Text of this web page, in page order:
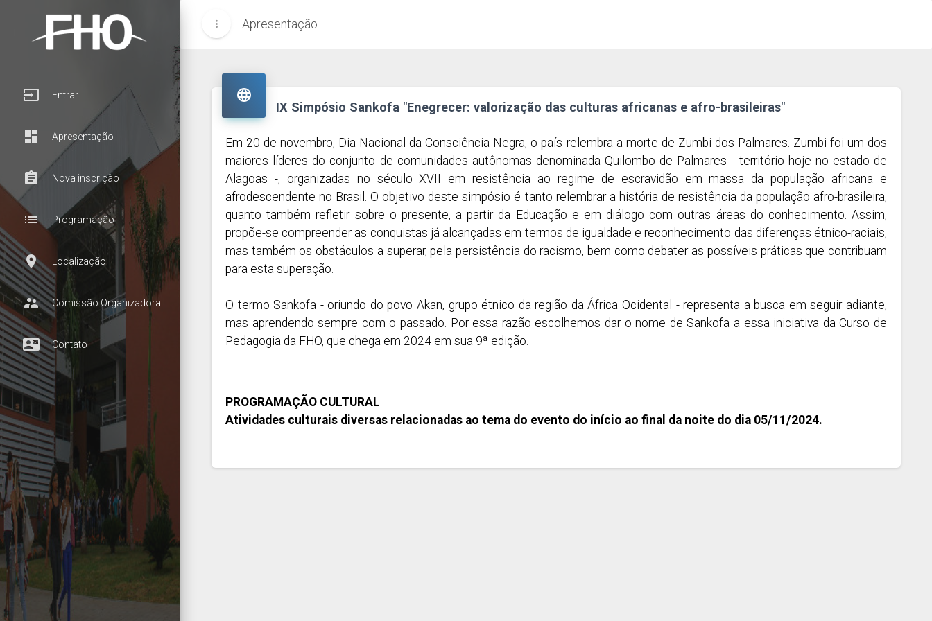
input Entrar
dashboard Apresentação
assignment Nova inscrição
list Programação
room Localização
supervisor_account Comissão Organizadora
contact_mail Contato
more_vert Apresentação

IX Simpósio Sankofa "Enegrecer: valorização das culturas africanas e afro-brasileiras"
Em 20 de novembro, Dia Nacional da Consciência Negra, o país relembra a morte de Zumbi dos Palmares. Zumbi foi um dos
maiores líderes do conjunto de comunidades autônomas denominada Quilombo de Palmares - território hoje no estado de
Alagoas -, organizadas no século XVII em resistência ao regime de escravidão em massa da população africana e
afrodescendente no Brasil. O objetivo deste simpósio é tanto relembrar a história de resistência da população afro-brasileira,
quanto também refletir sobre o presente, a partir da Educação e em diálogo com outras áreas do conhecimento. Assim,
propõe-se compreender as conquistas já alcançadas em termos de igualdade e reconhecimento das diferenças étnico-raciais,
mas também os obstáculos a superar, pela persistência do racismo, bem como debater as possíveis práticas que contribuam
para esta superação.
O termo Sankofa - oriundo do povo Akan, grupo étnico da região da África Ocidental - representa a busca em seguir adiante,
mas aprendendo sempre com o passado. Por essa razão escolhemos dar o nome de Sankofa a essa iniciativa da Curso de
Pedagogia da FHO, que chega em 2024 em sua 9ª edição.
PROGRAMAÇÃO CULTURAL
Atividades culturais diversas relacionadas ao tema do evento do início ao final da noite do dia 05/11/2024.